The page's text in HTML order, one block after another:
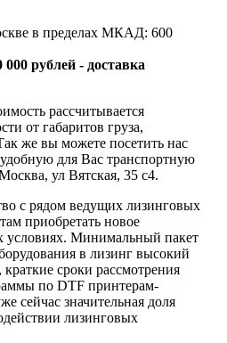
в пределах МКАД: 600
рублей - доставка
рассчитывается
от габаритов груза,
же вы можете посетить нас
для Вас транспортную
ул Вятская, 35 c4.
с рядом ведущих лизинговых
приобретать новое
условиях. Минимальный пакет
в лизинг высокий
сроки рассмотрения
по DTF принтерам-
сейчас значительная доля
лизинговых